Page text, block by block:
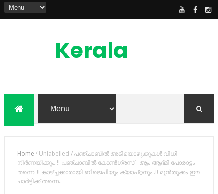
Kerala
Feed
Home /Unlabelled / പഞ്ചാബില്‍ അടിയൊഴുക്കുകള്‍ വിധി
നിര്‍ണയിക്കും..!! പഞ്ചാബിൽ കോണ്‍ഗ്രസ് - ആം ആദ്മി പോരാട്ടം
തന്നെ..!! കാഴ്ച്ചക്കാരായി ബിജെപിയും ക്യാപ്റ്റനും..!! മുൻതൂക്കം ഈ
പാർട്ടിക്ക് തന്നെ..